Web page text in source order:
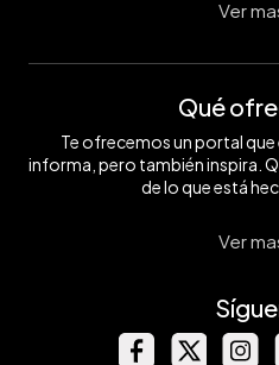
Ver
Qué
Te ofrecemos un portal
informa, pero también inspira.
de lo que está
Ver